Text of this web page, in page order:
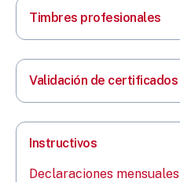
Timbres profesionales
Validación de certificados
Instructivos
Declaraciones mensuales